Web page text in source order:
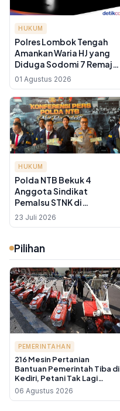
HUKUM
Polres Lombok Tengah
Amankan Waria HJ yang
Diduga Sodomi 7 Remaja
di Jonggat, Modus Beri
Uang Jajan
01 Agustus 2026
HUKUM
Polda NTB Bekuk 4
Anggota Sindikat
Pemalsu STNK di
Mataram, Harga Rp 750
Ribu untuk Motor
23 Juli 2026
Pilihan
PEMERINTAHAN
216 Mesin Pertanian
Bantuan Pemerintah Tiba di
Kediri, Petani Tak Lagi
Andalkan Tenaga Manual
06 Agustus 2026